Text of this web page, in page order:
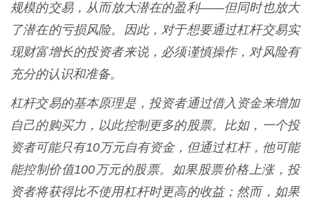
规模的交易，从而放大潜在的盈利——但同时也放大
了潜在的亏损风险。因此，对于想要通过杠杆交易实
现财富增长的投资者来说，必须谨慎操作，对风险有
充分的认识和准备。
杠杆交易的基本原理是，投资者通过借入资金来增加
自己的购买力，以此控制更多的股票。比如，一个投
资者可能只有10万元自有资金，但通过杠杆，他可能
能控制价值100万元的股票。如果股票价格上涨，投
资者将获得比不使用杠杆时更高的收益；然而，如果